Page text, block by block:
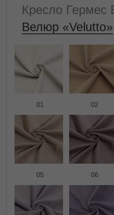
Кресло Гермес
Велюр «Velutto»
01 02
05 06